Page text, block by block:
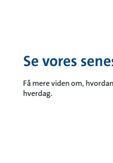
Se vores
Få mere viden om,
hverdag.